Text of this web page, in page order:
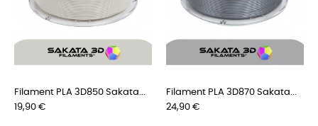
Filament PLA 3D850 Sakata...
Preis
19,90 €
Filament PLA 3D870 Sakata...
Preis
24,90 €